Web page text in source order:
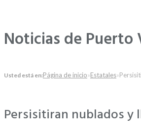
Noticias de Puerto
Usted está en:Página de inicio»Estatales»
Persisitiran nublados y